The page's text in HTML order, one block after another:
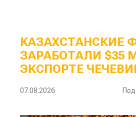
КАЗАХСТАНСКИЕ
ЗАРАБОТАЛИ $35
ЭКСПОРТЕ
07.08.2026